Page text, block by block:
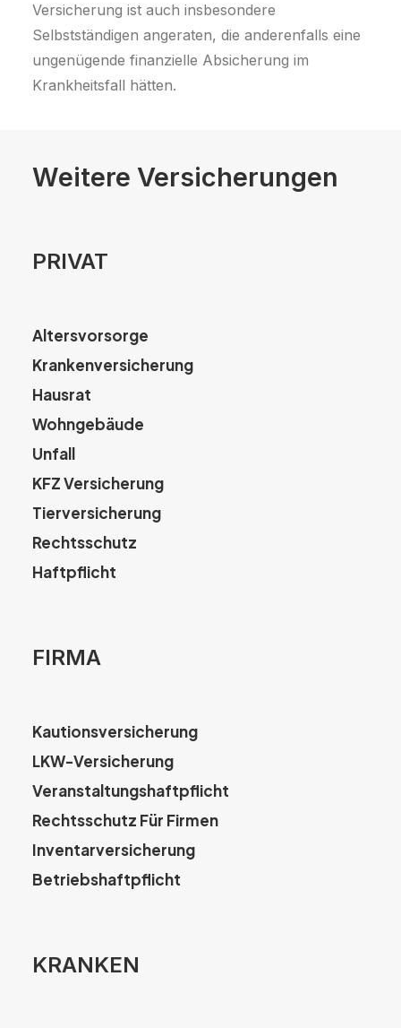
Versicherung ist auch insbesondere
Selbstständigen angeraten, die anderenfalls eine
ungenügende finanzielle Absicherung im
Krankheitsfall hätten.
Weitere Versicherungen
PRIVAT
Altersvorsorge
Krankenversicherung
Hausrat
Wohngebäude
Unfall
KFZ Versicherung
Tierversicherung
Rechtsschutz
Haftpflicht
FIRMA
Kautionsversicherung
LKW-Versicherung
Veranstaltungshaftpflicht
Rechtsschutz Für Firmen
Inventarversicherung
Betriebshaftpflicht
KRANKEN